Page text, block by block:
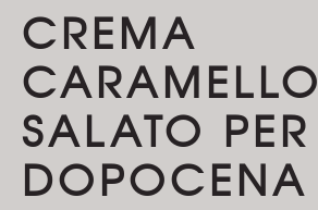
CREMA
CARAMELLO
SALATO PER
DOPOCENA